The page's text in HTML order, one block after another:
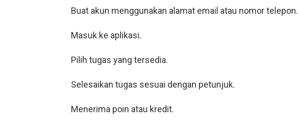
Buat akun menggunakan alamat email atau nomor telepon.
Masuk ke aplikasi.
Pilih tugas yang tersedia.
Selesaikan tugas sesuai dengan petunjuk.
Menerima poin atau kredit.